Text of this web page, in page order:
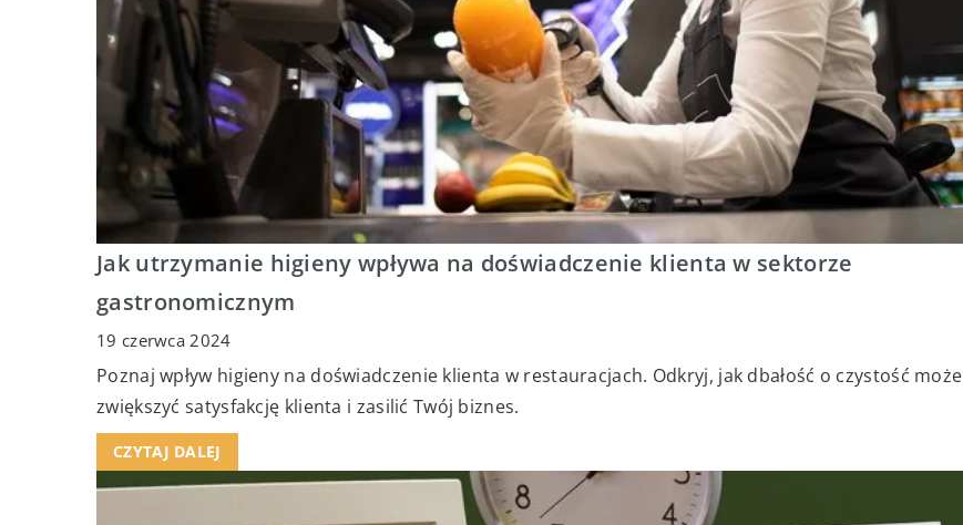
Jak utrzymanie higieny wpływa na doświadczenie klienta w sektorze
gastronomicznym
19 czerwca 2024
Poznaj wpływ higieny na doświadczenie klienta w restauracjach. Odkryj, jak dbałość o czystość może
zwiększyć satysfakcję klienta i zasilić Twój biznes.
CZYTAJ DALEJ